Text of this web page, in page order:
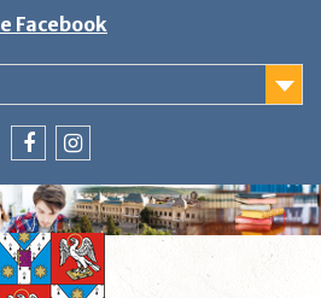
Facebook